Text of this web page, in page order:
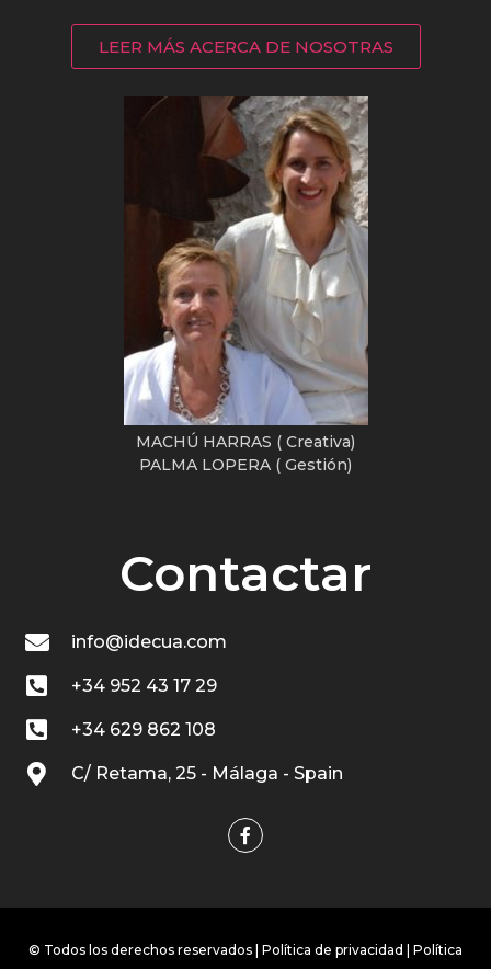
LEER MÁS ACERCA DE NOSOTRAS
MACHÚ HARRAS ( Creativa)
PALMA LOPERA ( Gestión)
Contactar
info@idecua.com
+34 952 43 17 29
+34 629 862 108
C/ Retama, 25 - Málaga - Spain
© Todos los derechos reservados | Política de privacidad Política